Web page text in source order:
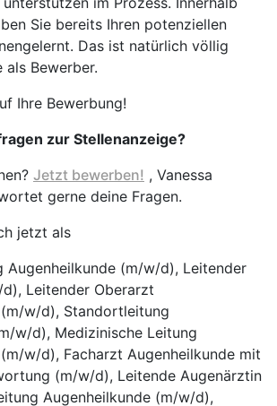
Sie bereits Ihren potenziellen
Das ist natürlich völlig
Bewerber.
Ihre Bewerbung!
zur Stellenanzeige?
Jetzt bewerben! , Vanessa
gerne deine Fragen.
jetzt als
Augenheilkunde (m/w/d), Leitender
Leitender Oberarzt
w/d), Standortleitung
w/d), Medizinische Leitung
w/d), Facharzt Augenheilkunde mit
(m/w/d), Leitende Augenärztin
Augenheilkunde (m/w/d),